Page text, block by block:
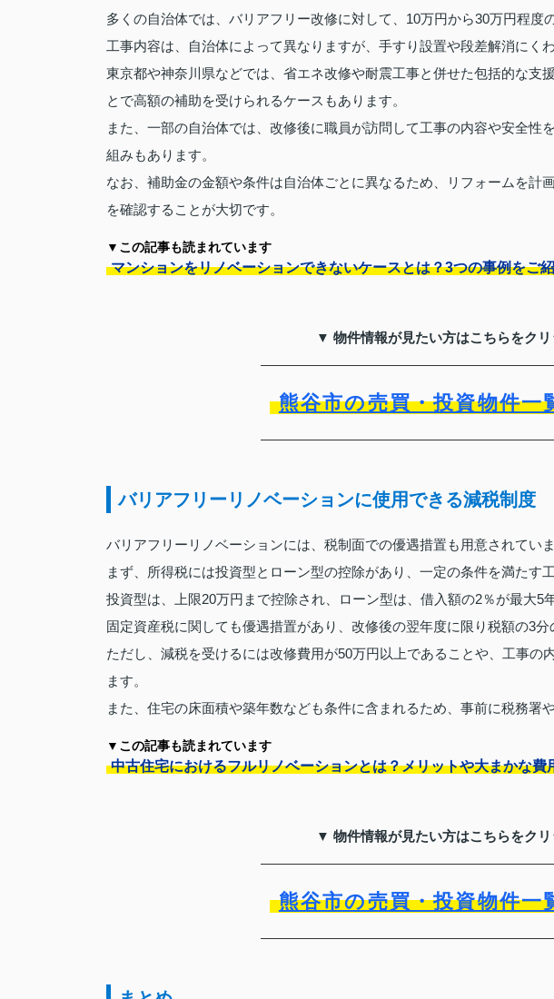
多くの自治体では、バリアフリー改修に対して、10万円から30万円程度
工事内容は、自治体によって異なりますが、手すり設置や段差解消にく
東京都や神奈川県などでは、省エネ改修や耐震工事と併せた包括的な支
とで高額の補助を受けられるケースもあります。
また、一部の自治体では、改修後に職員が訪問して工事の内容や安全性
組みもあります。
なお、補助金の金額や条件は自治体ごとに異なるため、リフォームを計
を確認することが大切です。
▼この記事も読まれています
マンションをリノベーションできないケースとは？3つの事例をご
▼ 物件情報が見たい方はこちらをク
熊谷市の売買・投資物件一
バリアフリーリノベーションに使用できる減税制度
バリアフリーリノベーションには、税制面での優遇措置も用意されていま
まず、所得税には投資型とローン型の控除があり、一定の条件を満たす
投資型は、上限20万円まで控除され、ローン型は、借入額の2％が最大5
固定資産税に関しても優遇措置があり、改修後の翌年度に限り税額の3分
ただし、減税を受けるには改修費用が50万円以上であることや、工事の
ます。
また、住宅の床面積や築年数なども条件に含まれるため、事前に税務署
▼この記事も読まれています
中古住宅におけるフルリノベーションとは？メリットや大まかな費
▼ 物件情報が見たい方はこちらをク
熊谷市の売買・投資物件一